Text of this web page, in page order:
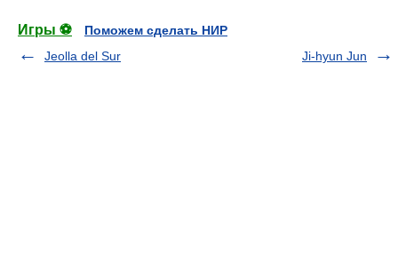
Игры ⚽
Поможем сделать НИР
Jeolla del Sur
Ji-hyun Jun